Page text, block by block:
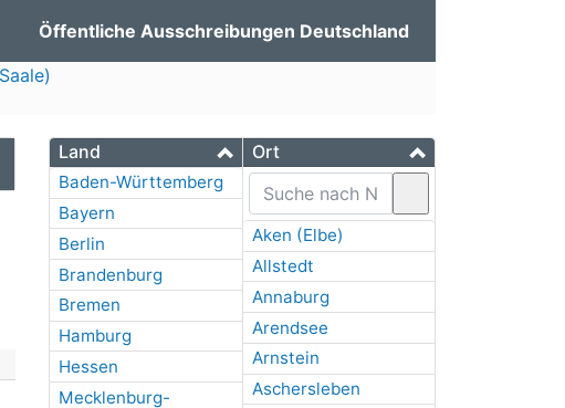
Öffentliche Ausschreibungen Deutschland
Land
Baden-Württemberg
Bayern
Berlin
Brandenburg
Bremen
Hamburg
Hessen
Mecklenburg-
Ort
Aken (Elbe)
Allstedt
Annaburg
Arendsee
Arnstein
Aschersleben